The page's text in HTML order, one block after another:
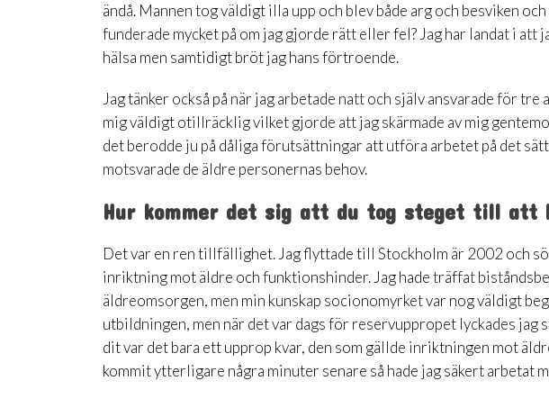
ändå. Mannen tog väldigt illa upp och blev både arg och besviken
funderade mycket på om jag gjorde rätt eller fel? Jag har landat i
hälsa men samtidigt bröt jag hans förtroende.
Jag tänker också på när jag arbetade natt och själv ansvarade för
mig väldigt otillräcklig vilket gjorde att jag skärmade av mig
det berodde ju på dåliga förutsättningar att utföra arbetet på det
motsvarade de äldre personernas behov.
Hur kommer det sig att du tog steget till att
Det var en ren tillfällighet. Jag flyttade till Stockholm är 2002 och
inriktning mot äldre och funktionshinder. Jag hade träffat
äldreomsorgen, men min kunskap socionomyrket var nog väldigt
utbildningen, men när det var dags för reservuppropet lyckades jag
dit var det bara ett upprop kvar, den som gällde inriktningen mot
kommit ytterligare några minuter senare så hade jag säkert arbetat